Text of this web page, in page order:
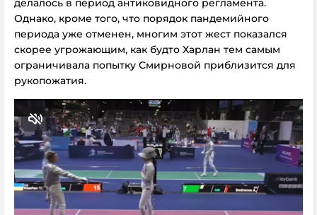
делалось в период антиковидного регламента.
Однако, кроме того, что порядок пандемийного
периода уже отменен, многим этот жест показался
скорее угрожающим, как будто Харлан тем самым
ограничивала попытку Смирновой приблизится для
рукопожатия.